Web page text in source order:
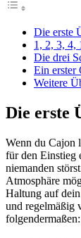
Die erste
1, 2, 3, 4,
Die drei
Ein erster
Weitere
Die erste
Wenn du Cajon
für den Einstieg
niemanden
Atmosphäre
Haltung auf dein
und regelmäßig
folgendermaßen: